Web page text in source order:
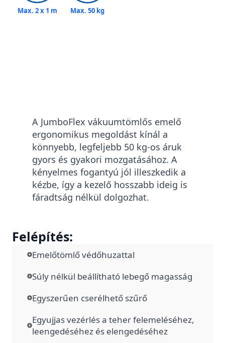
Max. 2 x 1 m Max. 50 kg
A JumboFlex vákuumtömlős emelő
ergonomikus megoldást kínál a
könnyebb, legfeljebb 50 kg-os áruk
gyors és gyakori mozgatásához. A
kényelmes fogantyú jól illeszkedik a
kézbe, így a kezelő hosszabb ideig is
fáradtság nélkül dolgozhat.
Felépítés:
Emelőtömlő védőhuzattal
Súly nélkül beállítható lebegő magasság
Egyszerűen cserélhető szűrő
Egyujjas vezérlés a teher felemeléséhez,
leengedéséhez és elengedéséhez